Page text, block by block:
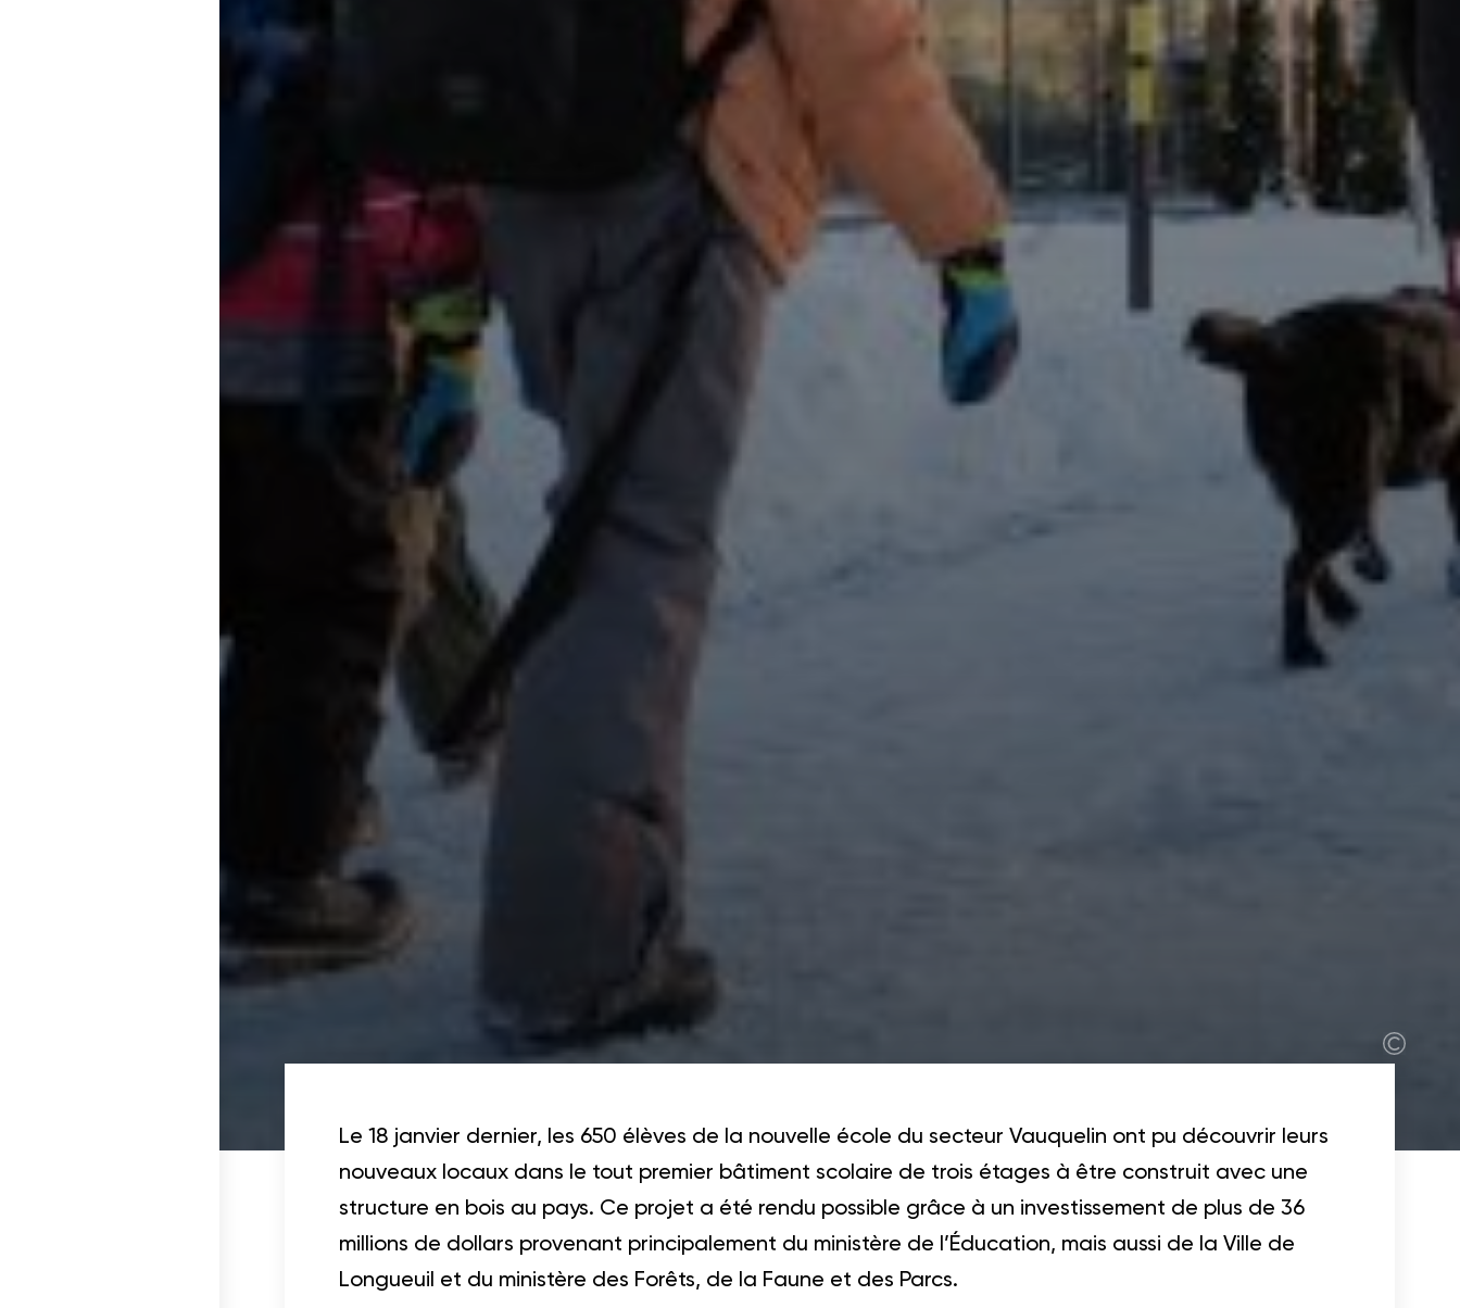
Le 18 janvier dernier, les 650 élèves de la nouvelle école du secteur Vauquelin ont pu découvrir leurs
nouveaux locaux dans le tout premier bâtiment scolaire de trois étages à être construit avec une
structure en bois au pays. Ce projet a été rendu possible grâce à un investissement de plus de 36
millions de dollars provenant principalement du ministère de l’Éducation, mais aussi de la Ville de
Longueuil et du ministère des Forêts, de la Faune et des Parcs.